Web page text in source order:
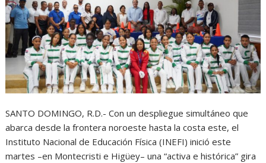
SANTO DOMINGO, R.D.- Con un despliegue simultáneo que
abarca desde la frontera noroeste hasta la costa este, el
Instituto Nacional de Educación Física (INEFI) inició este
martes –en Montecristi e Higüey– una “activa e histórica” gira